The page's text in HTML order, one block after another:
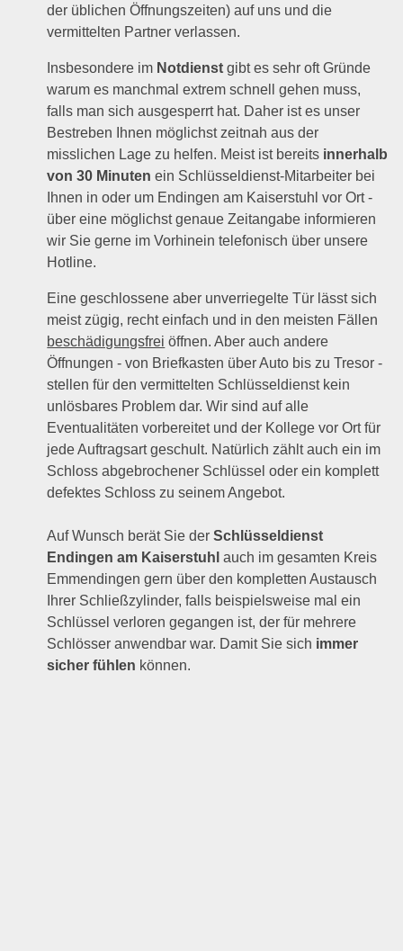
der üblichen Öffnungszeiten) auf uns und die
vermittelten Partner verlassen.
Insbesondere im Notdienst gibt es sehr oft Gründe
warum es manchmal extrem schnell gehen muss,
falls man sich ausgesperrt hat. Daher ist es unser
Bestreben Ihnen möglichst zeitnah aus der
misslichen Lage zu helfen. Meist ist bereits innerhalb
von 30 Minuten ein Schlüsseldienst-Mitarbeiter bei
Ihnen in oder um Endingen am Kaiserstuhl vor Ort -
über eine möglichst genaue Zeitangabe informieren
wir Sie gerne im Vorhinein telefonisch über unsere
Hotline.
Eine geschlossene aber unverriegelte Tür lässt sich
meist zügig, recht einfach und in den meisten Fällen
beschädigungsfrei öffnen. Aber auch andere
Öffnungen - von Briefkasten über Auto bis zu Tresor -
stellen für den vermittelten Schlüsseldienst kein
unlösbares Problem dar. Wir sind auf alle
Eventualitäten vorbereitet und der Kollege vor Ort für
jede Auftragsart geschult. Natürlich zählt auch ein im
Schloss abgebrochener Schlüssel oder ein komplett
defektes Schloss zu seinem Angebot.
Auf Wunsch berät Sie derSchlüsseldienst
Endingen am Kaiserstuhl auch im gesamten Kreis
Emmendingen gern über den kompletten Austausch
Ihrer Schließzylinder, falls beispielsweise mal ein
Schlüssel verloren gegangen ist, der für mehrere
Schlösser anwendbar war. Damit Sie sich immer
sicher fühlen können.